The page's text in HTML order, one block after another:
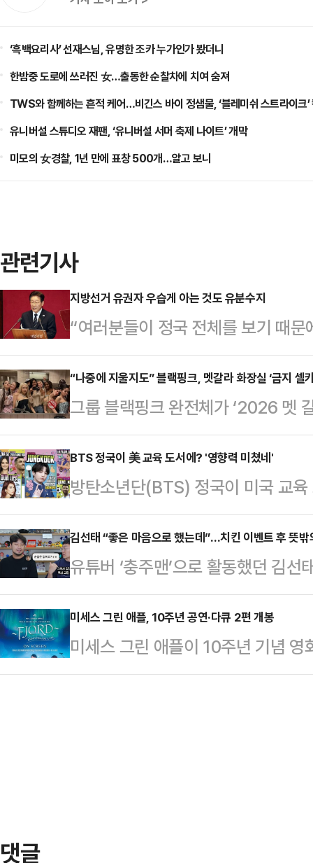
‘흑백요리사’ 선재스님, 유명한 조카 누가인가 봤더니
한밤중 도로에 쓰러진 女…출동한 순찰차에 치여 숨져
TWS와 함께하는 흔적 케어…비긴스 바이 정샘물, ‘블레미쉬 스트라이크’
유니버설 스튜디오 재팬, ‘유니버설 서머 축제 나이트’ 개막
미모의 女경찰, 1년 만에 표창 500개…알고 보니
관련기사
지방선거 유권자 우습게 아는 것도 유분수지
“여러분들이 정국 전체를 보기 때
요하다고 생각하는 법안 하나, 여기
릴 셈이 아니라면, 신중해달라고 요
구시장 후보가 지난 3일 대구시당
특검법을 대표 발의한 천준호 민주
한 말이다.더불어민주당 내에서 김
정적 입장을 공개적으로 피력했다.
다. “법안을 ‘신중히’ 처리해…
“나중에 지울지도” 블랙핑크, 멧갈라 화장실 ‘금지 셀
그룹 블랙핑크 완전체가 ‘2026 멧
바 ‘금지된 셀카’에 포착됐다.인도
자신의 사회관계망서비스(SNS)
게 나왔는데 나중에 지울지도)”라
에는 미국 뉴욕 메트로폴리탄 미술
수, 제니, 로제, 리사와 배우 마고
한 모습이 담겼다. 블랙핑크 멤버
BTS 정국이 美 교육 도서에? '영향력 미쳤네'
방탄소년단(BTS) 정국이 미국 교
업계에 따르면 정국은 미국 초등학
개하는 시리즈 '브레인 캔디 북스'
리즈에는 정국을 비롯해 두아 리파,
세계적인 스타들이 포함돼 있다.정
정한 '역사상 가장 위대한 가수' 중
다능한 실력을 갖춘 아티스트로 평
100'에 7곡을 올…
김선태 “좋은 마음으로 했는데”…치킨 이벤트 후 뜻밖
유튜버 ‘충주맨’으로 활동했던 김
리 기부 이벤트 이후 예상치 못한
유튜브 채널 침착맨에는 ‘오피스 빌
영상에는 김선태가 최근 진행한 ‘
전하는 모습이 담겼다.이날 김선태
미세스 그린 애플, 10주년 공연·다큐 2편 개봉
미세스 그린 애플이 10주년 기념
다. CGV는 오는 5월 27일 공연 실
댓글